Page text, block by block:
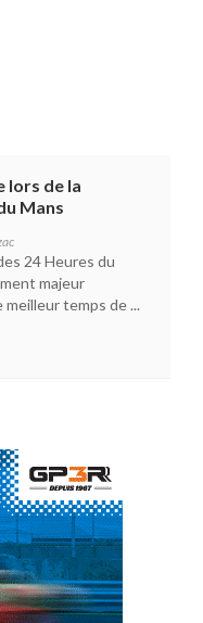
lors de la
Mans
24 Heures du
majeur
temps de ...